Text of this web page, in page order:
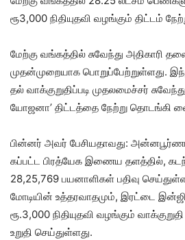
ரூ3,000 நிதி​யுதவி வழங்​கும் திட்​டம்
மேற்கு வங்​கத்​தில் சுவேந்து அதி​காரி
முதன்​முறை​யாக பொறுப்​பேற்​றுள்​ளது.
தல் வாக்​குறு​திப்​படி முதலமைச்​சர்
யோஜ​னா’ திட்​டத்தை நேற்று தொடங்கி
பின்​னர் அவர் பேசி​ய​தாவது:
கப்​பட்ட பிரத்​யேக இணை​ய தளத்​தில்,
28,25,769 பயனாளி​கள் பதிவு
மோடி​யின் உத்​தர​வாத​மும், இரட்டை
ரூ.3,000 நிதி​யுதவி வழங்​கும்
உறுதி செய்​துள்​ளது.